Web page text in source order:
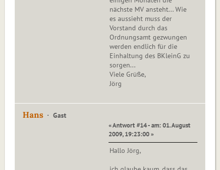
nächste MV ansteht... Wie
es aussieht muss der
Vorstand durch das
Ordnungsamt gezwungen
werden endlich für die
Einhaltung des BKleinG zu
sorgen...
Viele Grüße,
Jörg
Hans Gast
« Antwort #14 - am: 01. August
2009, 19:23:00 »
Hallo Jörg,